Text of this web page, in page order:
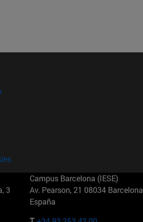
3
Campus Barcelona (IESE)
Av. Pearson, 21 08034 Barcelona
España